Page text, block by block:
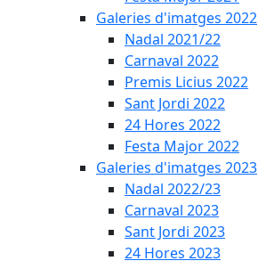
Galeries d'imatges 2022
Nadal 2021/22
Carnaval 2022
Premis Licius 2022
Sant Jordi 2022
24 Hores 2022
Festa Major 2022
Galeries d'imatges 2023
Nadal 2022/23
Carnaval 2023
Sant Jordi 2023
24 Hores 2023